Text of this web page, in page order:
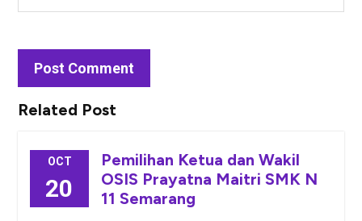
Related Post
OCT
20
Pemilihan Ketua dan Wakil
OSIS Prayatna Maitri SMK N
11 Semarang